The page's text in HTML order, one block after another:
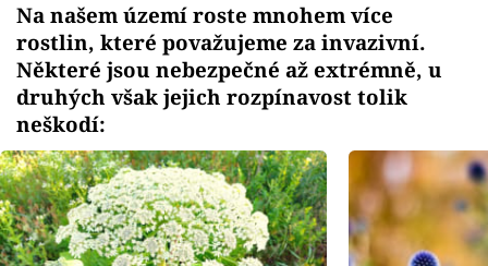
Na našem území roste mnohem více
rostlin, které považujeme za invazivní.
Některé jsou nebezpečné až extrémně, u
druhých však jejich rozpínavost tolik
neškodí: